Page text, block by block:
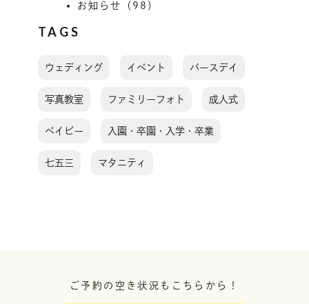
お知らせ（98）
TAGS
ウェディング イベント バースデイ
写真教室 ファミリーフォト 成人式
ベイビー 入園・卒園・入学・卒業
七五三 マタニティ
ご予約の空き状況もこちらから！